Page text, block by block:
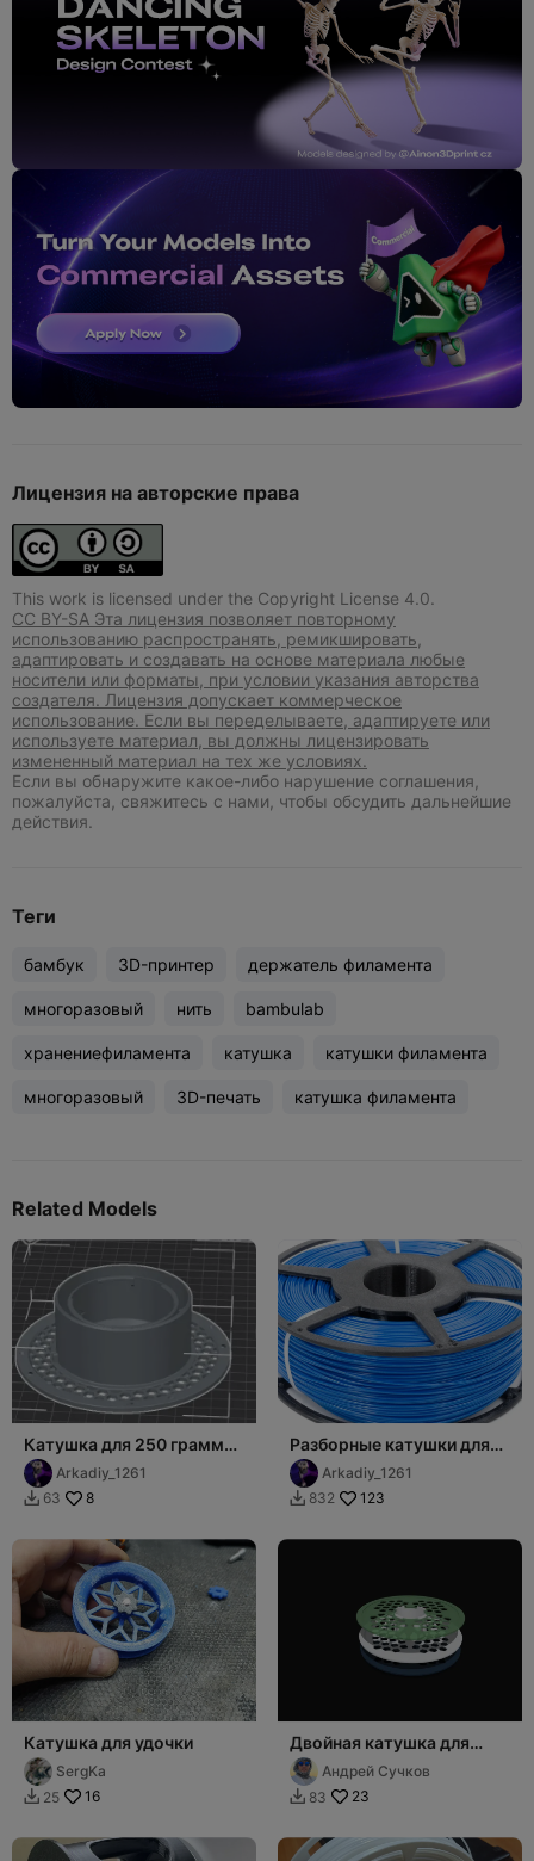
Лицензия на авторские права
This work is licensed under the Copyright License 4.0.
CC BY-SA Эта лицензия позволяет повторному
использованию распространять, ремикшировать,
адаптировать и создавать на основе материала любые
носители или форматы, при условии указания авторства
создателя. Лицензия допускает коммерческое
использование. Если вы переделываете, адаптируете или
используете материал, вы должны лицензировать
измененный материал на тех же условиях.
Если вы обнаружите какое-либо нарушение соглашения,
пожалуйста, свяжитесь с нами, чтобы обсудить дальнейшие
действия.
Теги
бамбук 3D-принтер держатель филамента
многоразовый нить bambulab
хранениефиламента катушка катушки филамента
многоразовый 3D-печать катушка филамента
Related Models
Катушка для 250 грамм
филамента бамбулаб
Arkadiy_1261
 63 8
Разборные катушки для
мотков 1.2кг и 1кг
Arkadiy_1261
 832 123
Катушка для удочки
SergKa
 25 16
Двойная катушка для
филамента
Андрей Сучков
 83 23